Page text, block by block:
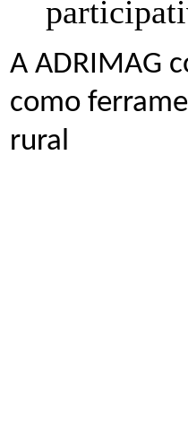
A ADRIMAG
como
rural